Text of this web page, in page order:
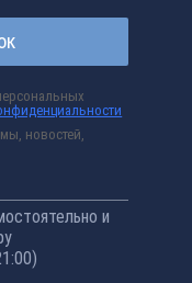
новостей,
и